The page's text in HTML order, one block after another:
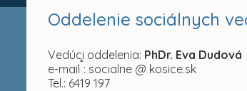
Oddelenie sociálnych
Vedúci oddelenia: PhDr. Eva Dudová
e-mail*: socialne @ kosice.sk
Tel.: 6419 197